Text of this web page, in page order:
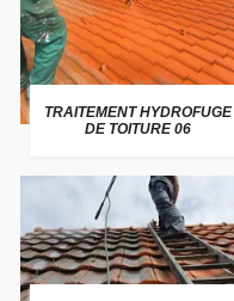
TRAITEMENT HYDROFUGE
DE TOITURE 06